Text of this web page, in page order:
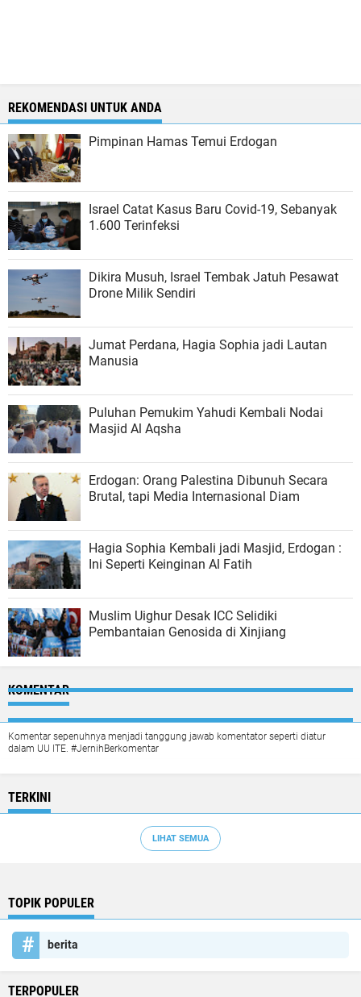
REKOMENDASI UNTUK ANDA
Pimpinan Hamas Temui Erdogan
Israel Catat Kasus Baru Covid-19, Sebanyak
1.600 Terinfeksi
Dikira Musuh, Israel Tembak Jatuh Pesawat
Drone Milik Sendiri
Jumat Perdana, Hagia Sophia jadi Lautan
Manusia
Puluhan Pemukim Yahudi Kembali Nodai
Masjid Al Aqsha
Erdogan: Orang Palestina Dibunuh Secara
Brutal, tapi Media Internasional Diam
Hagia Sophia Kembali jadi Masjid, Erdogan :
Ini Seperti Keinginan Al Fatih
Muslim Uighur Desak ICC Selidiki
Pembantaian Genosida di Xinjiang
KOMENTAR
Komentar sepenuhnya menjadi tanggung jawab komentator seperti diatur
dalam UU ITE. #JernihBerkomentar
TERKINI
LIHAT SEMUA
TOPIK POPULER
berita
TERPOPULER